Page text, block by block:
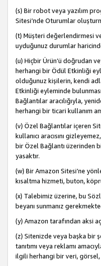
(s) Bir robot veya yazılım
Sitesi’nde Oturumlar
(t) Müşteri değerlendirmesi
uyduğunuz durumlar
(u) Hiçbir Ürün’ü doğrudan
herhangi bir Ödül Etkinliği
olduğunuz kişilerin, kendi
Etkinliği eyleminde
Bağlantılar aracılığıyla,
herhangi bir ticari kullanım
(v) Özel Bağlantılar içeren
kullanıcı aracısını
bir Özel Bağlantı üzerinden
yasaktır.
(w) Bir Amazon Sitesi’ne
kısaltma hizmeti, buton,
(x) Talebimiz üzerine, bu
beyanı sunmanız
(y) Amazon tarafından aksi
(z) Sitenizde veya başka bir
tanıtımı veya reklamı
ilgili herhangi bir veri,